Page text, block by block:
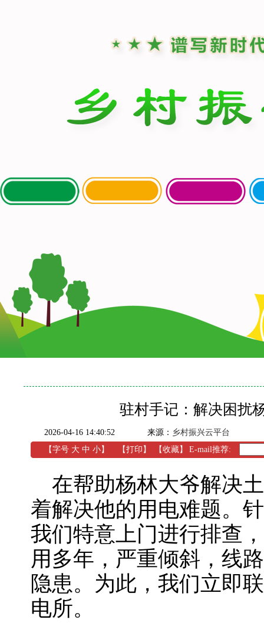
驻村手记：解决困扰
2026-04-16 14:40:52 来源： 乡村振兴云平台
【字号 大 中 小】 【打印 】 【收藏】 E-mail推荐:
在帮助杨林大爷解决
着解决他的用电难题。
我们特意上门进行排查
用多年，严重倾斜，线
隐患。为此，我们立即
电所。